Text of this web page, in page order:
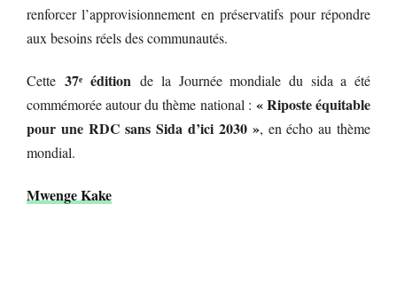
renforcer l’approvisionnement en préservatifs pour répondre
aux besoins réels des communautés.
Cette 37ᵉédition de la Journée mondiale du sida a été
commémorée autour du thème national : « Riposte équitable
pour une RDC sans Sida d’ici 2030 », en écho au thème
mondial.
Mwenge Kake